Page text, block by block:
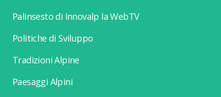
Palinsesto di Innovalp la WebTV
Politiche di Sviluppo
Tradizioni Alpine
Paesaggi Alpini